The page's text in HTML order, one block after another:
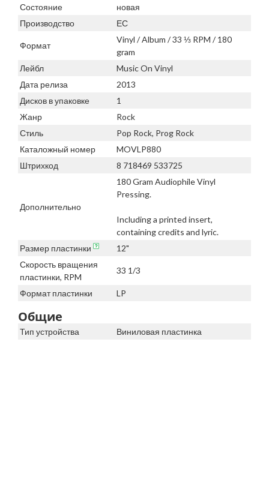
Состояние
новая
Производство
ЕС
Формат
Vinyl / Album / 33 ⅓ RPM / 180
gram
Лейбл
Music On Vinyl
Дата релиза
2013
Дисков в упаковке
1
Жанр
Rock
Стиль
Pop Rock, Prog Rock
Каталожный номер
MOVLP880
Штрихкод
8 718469 533725
Дополнительно
180 Gram Audiophile Vinyl
Pressing.
Including a printed insert,
containing credits and lyric.
Размер пластинки
12"
Скорость вращения
пластинки, RPM
33 1/3
Формат пластинки LP
Общие
Тип устройства Виниловая пластинка